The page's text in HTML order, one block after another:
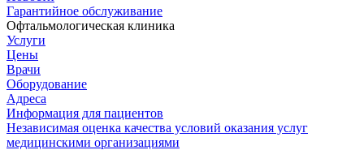
Гарантийное обслуживание
Офтальмологическая клиника
Услуги
Цены
Врачи
Оборудование
Адреса
Информация для пациентов
Независимая оценка качества условий оказания услуг
медицинскими организациями